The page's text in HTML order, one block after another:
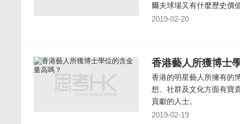
爾夫球場又有什麼歷史價
2019-02-20
香港藝人所獲博士
香港的明星藝人所擁有的
想、社群及文化方面有寶
貢獻的人士。
2019-02-19